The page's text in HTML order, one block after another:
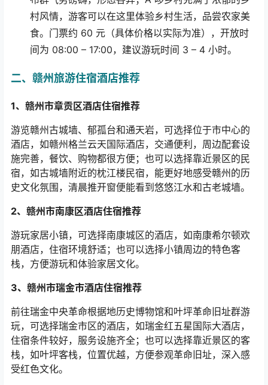
村风情，游客可以在这里体验乡村生活，品尝农家美
食。门票约 60 元（具体价格以实际为准），开放时
间为 08:00 – 17:00，建议游玩时间 3 – 4 小时。
二、赣州旅游住宿酒店推荐
1、赣州市章贡区酒店住宿推荐
游览赣州古城墙、郁孤台和通天岩，可选择位于市中心的
酒店，如赣州格兰云天国际酒店，交通便利，周边配套设
施完善，餐饮、购物都很方便；也可以选择靠近景区的民
宿，如古城墙附近的枕江楼民宿，能更好地感受赣州的历
史文化氛围，清晨推开窗便能看到悠悠江水和古老城墙。
2、赣州市南康区酒店住宿推荐
游玩家居小镇，可选择南康城区的酒店，如南康希尔顿欢
朋酒店，住宿环境舒适；也可以选择小镇周边的特色客
栈，方便游玩和体验家居文化。
3、赣州市瑞金市酒店住宿推荐
前往瑞金中央革命根据地历史博物馆和叶坪革命旧址群游
玩，可选择瑞金市区的酒店，如瑞金红五星国际大酒店，
住宿条件较好，服务设施齐全；也可以选择靠近景区的客
栈，如叶坪客栈，位置优越，方便参观革命旧址，深入感
受红色文化。